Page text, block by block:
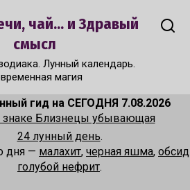
чай... и Здравый
смысл
Лунный календарь.
магия
гид на СЕГОДНЯ 7.08.2026
знаке Близнецы убывающая
24 лунный день.
дня — малахит, черная яшма,
голубой нефрит.